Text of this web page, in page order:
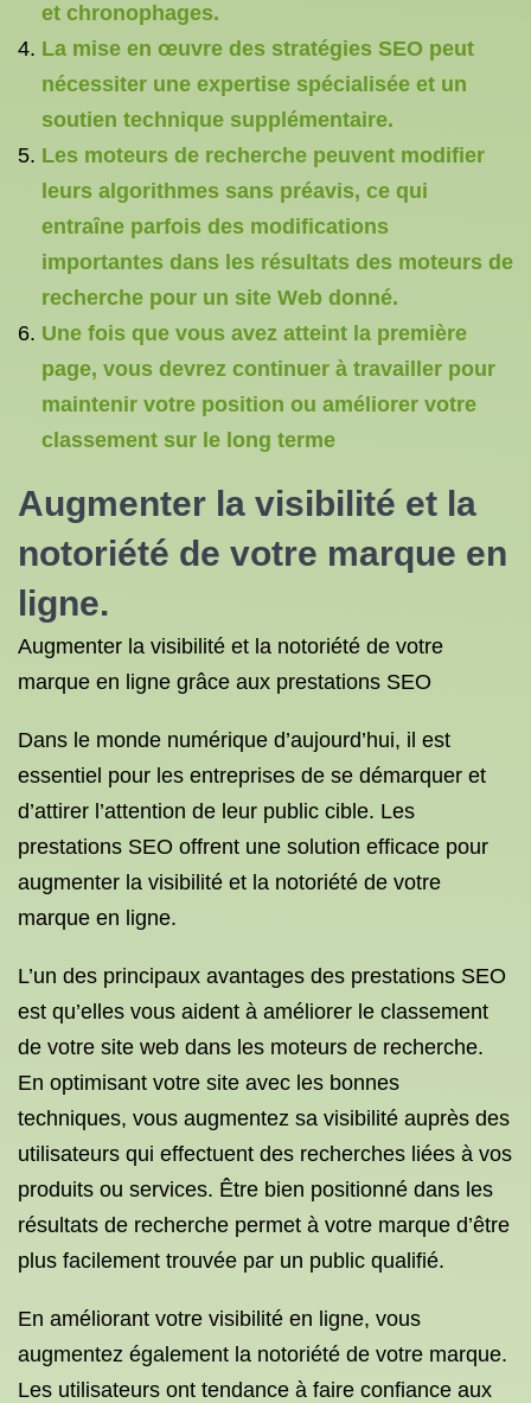
et chronophages.
La mise en œuvre des stratégies SEO peut
nécessiter une expertise spécialisée et un
soutien technique supplémentaire.
Les moteurs de recherche peuvent modifier
leurs algorithmes sans préavis, ce qui
entraîne parfois des modifications
importantes dans les résultats des moteurs de
recherche pour un site Web donné.
Une fois que vous avez atteint la première
page, vous devrez continuer à travailler pour
maintenir votre position ou améliorer votre
classement sur le long terme
Augmenter la visibilité et la
notoriété de votre marque en
ligne.
Augmenter la visibilité et la notoriété de votre
marque en ligne grâce aux prestations SEO
Dans le monde numérique d’aujourd’hui, il est
essentiel pour les entreprises de se démarquer et
d’attirer l’attention de leur public cible. Les
prestations SEO offrent une solution efficace pour
augmenter la visibilité et la notoriété de votre
marque en ligne.
L’un des principaux avantages des prestations SEO
est qu’elles vous aident à améliorer le classement
de votre site web dans les moteurs de recherche.
En optimisant votre site avec les bonnes
techniques, vous augmentez sa visibilité auprès des
utilisateurs qui effectuent des recherches liées à vos
produits ou services. Être bien positionné dans les
résultats de recherche permet à votre marque d’être
plus facilement trouvée par un public qualifié.
En améliorant votre visibilité en ligne, vous
augmentez également la notoriété de votre marque.
Les utilisateurs ont tendance à faire confiance aux